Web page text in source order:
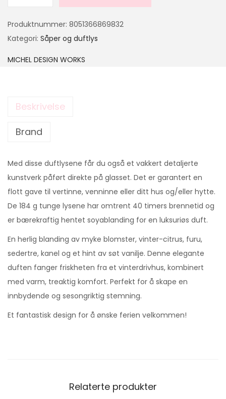
Produktnummer: 8051366869832
Kategori: Såper og duftlys
MICHEL DESIGN WORKS
Beskrivelse
Brand
Med disse duftlysene får du også et vakkert detaljerte
kunstverk påført direkte på glasset. Det er garantert en
flott gave til vertinne, venninne eller ditt hus og/eller hytte.
De 184 g tunge lysene har omtrent 40 timers brennetid og
er bærekraftig hentet soyablanding for en luksuriøs duft.
En herlig blanding av myke blomster, vinter-citrus, furu,
sedertre, kanel og et hint av søt vanilje. Denne elegante
duften fanger friskheten fra et vinterdrivhus, kombinert
med varm, treaktig komfort. Perfekt for å skape en
innbydende og sesongriktig stemning.
Et fantastisk design for å ønske ferien velkommen!
Relaterte produkter